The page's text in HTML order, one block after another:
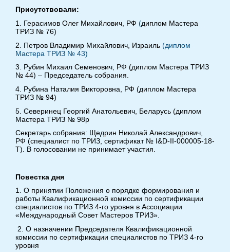
Присутствовали:
1. Герасимов Олег Михайлович, РФ (диплом Мастера
ТРИЗ № 76)
2. Петров Владимир Михайлович, Израиль (диплом
Мастера ТРИЗ № 43)
3. Рубин Михаил Семенович, РФ (диплом Мастера ТРИЗ
№ 44) – Председатель собрания.
4. Рубина Наталия Викторовна, РФ (диплом Мастера
ТРИЗ № 94)
5. Северинец Георгий Анатольевич, Беларусь (диплом
Мастера ТРИЗ № 98p
Секретарь собрания: Щедрин Николай Александрович,
РФ (специалист по ТРИЗ, сертификат № I&D-II-000005-18-
Т). В голосовании не принимает участия.
Повестка дня
1. О принятии Положения о порядке формирования и
работы Квалификационной комиссии по сертификации
специалистов по ТРИЗ 4-го уровня в Ассоциации
«Международный Совет Мастеров ТРИЗ».
2. О назначении Председателя Квалификационной
комиссии по сертификации специалистов по ТРИЗ 4-го
уровня